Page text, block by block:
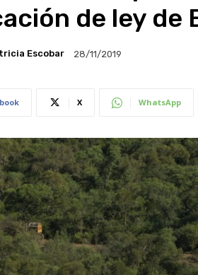
de ley de
Escobar 28/11/2019
X WhatsApp